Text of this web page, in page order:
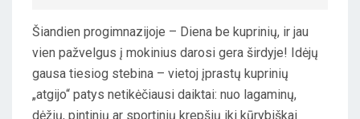
S
T
E
D
Šiandien progimnazijoje – Diena be kuprinių, ir jau
vien pažvelgus į mokinius darosi gera širdyje! Idėjų
gausa tiesiog stebina – vietoj įprastų kuprinių
„atgijo“ patys netikėčiausi daiktai: nuo lagaminų,
dėžių, pintinių ar sportinių krepšių iki kūrybiškai